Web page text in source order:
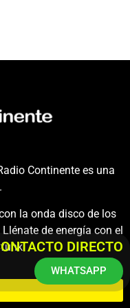
Continente es una
la onda disco de los
de energía con el
DIRECTO
WHATSAPP